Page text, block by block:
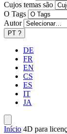
Cujos temas são
O Tags
Autor
PT ?
DE
FR
EN
CS
ES
IT
JA
Início 4D para